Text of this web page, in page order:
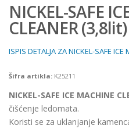
NICKEL-SAFE
CLEANER (3,8lit)
ISPIS DETALJA ZA NICKEL-SAFE
Šifra artikla: K25211
NICKEL-SAFE ICE MACHINE
čišćenje ledomata.
Koristi se za uklanjanje